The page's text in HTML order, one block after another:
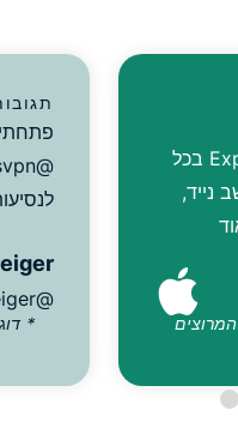
אני משתמש/ת ב-ExpressVPN בכל
נייד,
@D_Geiger
*